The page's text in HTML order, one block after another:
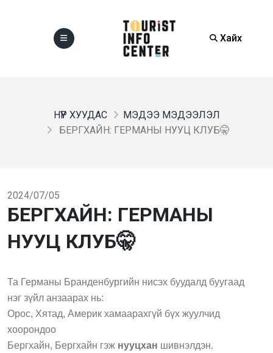
Хайх
НҮҮР ХУУДАС
МЭДЭЭ МЭДЭЭЛЭЛ
БЕРГХАЙН: ГЕРМАНЫ НУУЦ КЛУБ🤫
2024/07/05
БЕРГХАЙН: ГЕРМАНЫ
НУУЦ КЛУБ🤫
Та Германы Бранденбургийн нисэх буудалд буугаад
нэг зүйл анзаарах нь:
Орос, Хятад, Америк хамаарахгүй бүх жуулчид
хоорондоо
Бергхайн, Бергхайн гэж нууцхан шивнэлдэн.